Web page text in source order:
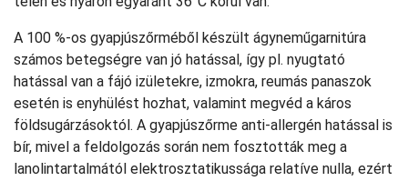
A 100 %-os gyapjúszőrméből készült ágyneműgarnitúra
számos betegségre van jó hatással, így pl. nyugtató
hatással van a fájó izületekre, izmokra, reumás panaszok
esetén is enyhülést hozhat, valamint megvéd a káros
földsugárzásoktól. A gyapjúszőrme anti-allergén hatással is
bír, mivel a feldolgozás során nem fosztották meg a
lanolintartalmától elektrosztatikussága relatíve nulla, ezért